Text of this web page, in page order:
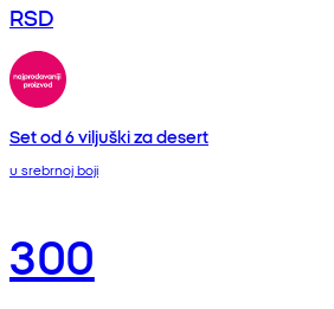
RSD
Set od 6 viljuški za desert
u srebrnoj boji
300